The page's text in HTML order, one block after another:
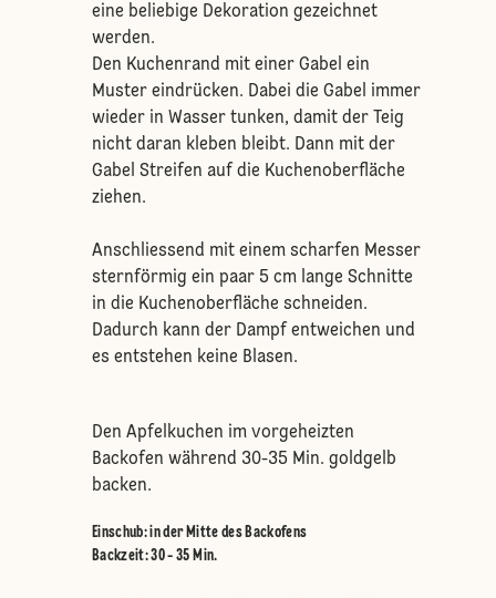
eine beliebige Dekoration gezeichnet
werden.
Den Kuchenrand mit einer Gabel ein
Muster eindrücken. Dabei die Gabel immer
wieder in Wasser tunken, damit der Teig
nicht daran kleben bleibt. Dann mit der
Gabel Streifen auf die Kuchenoberfläche
ziehen.
Anschliessend mit einem scharfen Messer
sternförmig ein paar 5 cm lange Schnitte
in die Kuchenoberfläche schneiden.
Dadurch kann der Dampf entweichen und
es entstehen keine Blasen.
Den Apfelkuchen im vorgeheizten
Backofen während 30-35 Min. goldgelb
backen.
Einschub:in der Mitte des Backofens
Backzeit: 30 - 35 Min.